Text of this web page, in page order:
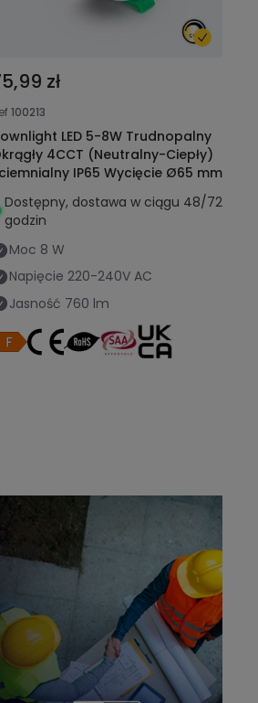
zł
100213
LED 5-8W Trudnopalny
4CCT (Neutralny-Ciepły)
IP65 Wycięcie Ø65 mm
Dostępny, dostawa w ciągu 48/72
godzin
Moc 8 W
Napięcie 220-240V AC
Jasność 760 lm